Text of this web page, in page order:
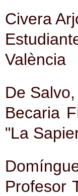
Civera
València
De
Becaria
"La
Profesor